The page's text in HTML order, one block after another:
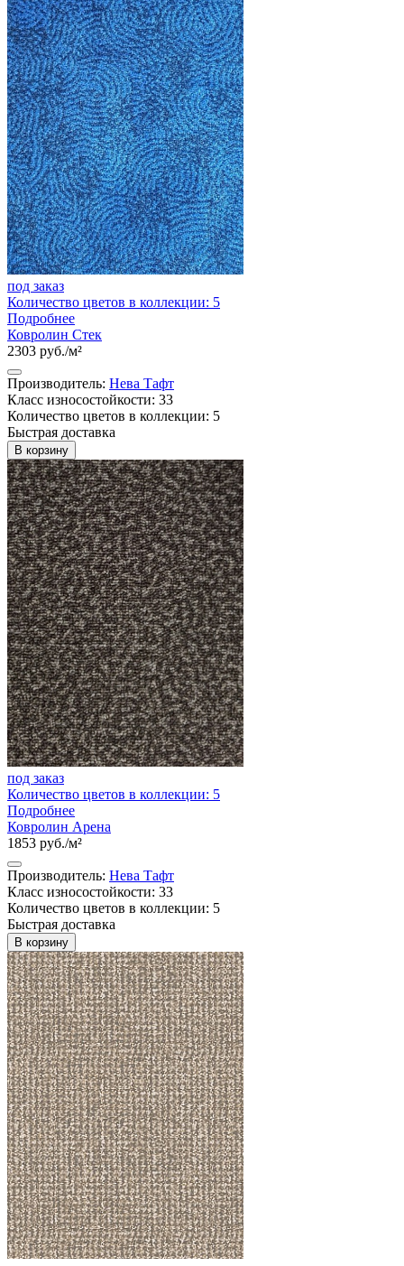
под заказ
Количество цветов в коллекции: 5
Подробнее
Ковролин Стек
2303 руб./м²
Производитель: Нева Тафт
Класс износостойкости: 33
Количество цветов в коллекции: 5
Быстрая доставка
В корзину
под заказ
Количество цветов в коллекции: 5
Подробнее
Ковролин Арена
1853 руб./м²
Производитель: Нева Тафт
Класс износостойкости: 33
Количество цветов в коллекции: 5
Быстрая доставка
В корзину